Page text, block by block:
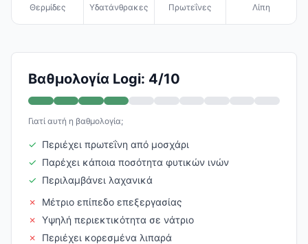
Θερμίδες Υδατάνθρακες Πρωτεΐνες Λίπη
Βαθμολογία Logi: 4/10
Γιατί αυτή η βαθμολογία;
✓ Περιέχει πρωτεΐνη από μοσχάρι
✓ Παρέχει κάποια ποσότητα φυτικών ινών
✓ Περιλαμβάνει λαχανικά
✗
Μέτριο επίπεδο επεξεργασίας
✗ Υψηλή περιεκτικότητα σε νάτριο
✗
Περιέχει κορεσμένα λιπαρά